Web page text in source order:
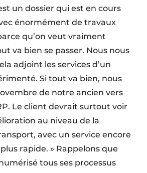
un dossier qui est en cours
énormément de travaux
qu’on veut vraiment
va bien se passer. Nous nous
adjoint les services d’un
Si tout va bien, nous
de notre ancien vers
Le client devrait surtout voir
au niveau de la
avec un service encore
rapide. » Rappelons que
tous ses processus